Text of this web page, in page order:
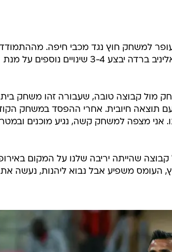
(שלישי, 20:30, ספורט3) לסמי עופר למשחק חוץ נגד מכבי חיפה.
ייעדרו מרקוס קוקו ועמנואל בואטנג הפצועים כשאליניב ברדה יבצע 3-4 שינויים נוספים על מנת
מול קבוצה טובה, שעבורה זהו משחק
תוצאה חיובית. אחרי ההפסד במשחק
אני מצפה למשחק קשה, נגיע מוכנים
שהייתה יריבה שלנו על המקום
העומס משפיע אבל נבוא ליהנות, נעשה את